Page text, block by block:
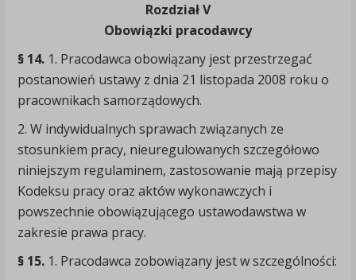
Rozdział V
Obowiązki pracodawcy
§ 14. 1. Pracodawca obowiązany jest przestrzegać
postanowień ustawy z dnia 21 listopada 2008 roku o
pracownikach samorządowych.
2. W indywidualnych sprawach związanych ze
stosunkiem pracy, nieuregulowanych szczegółowo
niniejszym regulaminem, zastosowanie mają przepisy
Kodeksu pracy oraz aktów wykonawczych i
powszechnie obowiązującego ustawodawstwa w
zakresie prawa pracy.
§ 15. 1. Pracodawca zobowiązany jest w szczególności: